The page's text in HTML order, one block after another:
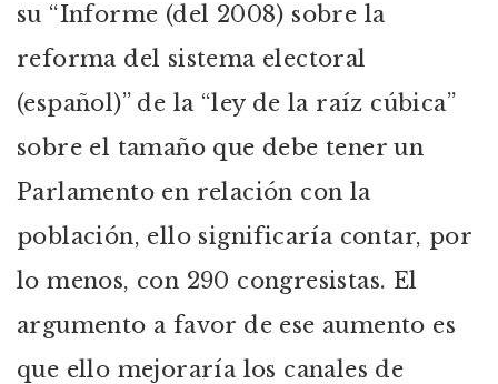
su “Informe (del 2008) sobre la
reforma del sistema electoral
(español)” de la “ley de la raíz cúbica”
sobre el tamaño que debe tener un
Parlamento en relación con la
población, ello significaría contar, por
lo menos, con 290 congresistas. El
argumento a favor de ese aumento es
que ello mejoraría los canales de